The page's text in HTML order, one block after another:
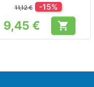
11,12 € -15%
Prix
9,45 € 